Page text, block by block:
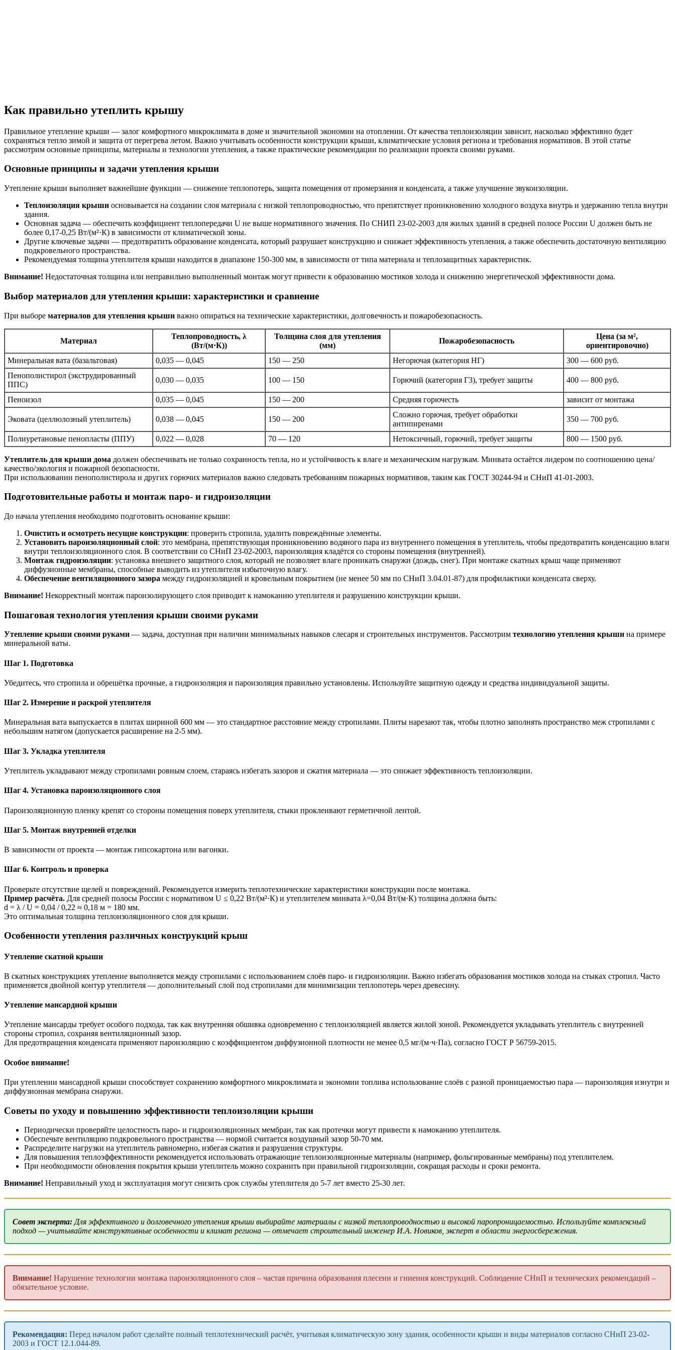
Как правильно утеплить крышу
Правильное утепление крыши — залог комфортного микроклимата в доме и значительной экономии на отоплении. От качества теплоизоляции зависит, насколько эффективно будет
сохраняться тепло зимой и защита от перегрева летом. Важно учитывать особенности конструкции крыши, климатические условия региона и требования нормативов. В этой статье
рассмотрим основные принципы, материалы и технологии утепления, а также практические рекомендации по реализации проекта своими руками.
Основные принципы и задачи утепления крыши
Утепление крыши выполняет важнейшие функции — снижение теплопотерь, защита помещения от промерзания и конденсата, а также улучшение звукоизоляции.
Теплоизоляция крыши основывается на создании слоя материала с низкой теплопроводностью, что препятствует проникновению холодного воздуха внутрь и удержанию тепла внутри
здания.
Основная задача — обеспечить коэффициент теплопередачи U не выше нормативного значения. По СНИП 23-02-2003 для жилых зданий в средней полосе России U должен быть не
более 0,17-0,25 Вт/(м²·К) в зависимости от климатической зоны.
Другие ключевые задачи — предотвратить образование конденсата, который разрушает конструкцию и снижает эффективность утепления, а также обеспечить достаточную вентиляцию
подкровельного пространства.
Рекомендуемая толщина утеплителя крыши находится в диапазоне 150-300 мм, в зависимости от типа материала и теплозащитных характеристик.
Внимание! Недостаточная толщина или неправильно выполненный монтаж могут привести к образованию мостиков холода и снижению энергетической эффективности дома.
Выбор материалов для утепления крыши: характеристики и сравнение
При выборе материалов для утепления крыши важно опираться на технические характеристики, долговечность и пожаробезопасность.
Материал
Теплопроводность, λ
(Вт/(м·К))
Толщина слоя для утепления
(мм)
Пожаробезопасность
Цена (за м²,
ориентировочно)
Минеральная вата (базальтовая)
0,035 — 0,045 150 — 250 Негорючая (категория НГ)
300 — 600 руб.
Пенополистирол (экструдированный
ППС)
0,030 — 0,035 100 — 150 Горючий (категория Г3), требует защиты 400 — 800 руб.
Пеноизол 0,035 — 0,045 150 — 200 Средняя горючесть зависит от монтажа
Эковата (целлюлозный утеплитель) 0,038 — 0,045 150 — 200
Сложно горючая, требует обработки
антипиренами
350 — 700 руб.
Полиуретановые пенопласты (ППУ) 0,022 — 0,028 70 — 120 Нетоксичный, горючий, требует защиты 800 — 1500 руб.
Утеплитель для крыши дома должен обеспечивать не только сохранность тепла, но и устойчивость к влаге и механическим нагрузкам. Минвата остаётся лидером по соотношению цена/
качество/экология и пожарной безопасности.
При использовании пенополистирола и других горючих материалов важно следовать требованиям пожарных нормативов, таким как ГОСТ 30244-94 и СНиП 41-01-2003.
Подготовительные работы и монтаж паро- и гидроизоляции
До начала утепления необходимо подготовить основание крыши:
Очистить и осмотреть несущие конструкции: проверить стропила, удалить повреждённые элементы.
Установить пароизоляционный слой: это мембрана, препятствующая проникновению водяного пара из внутреннего помещения в утеплитель, чтобы предотвратить конденсацию влаги
внутри теплоизоляционного слоя. В соответствии со СНиП 23-02-2003, пароизоляция кладётся со стороны помещения (внутренней).
Монтаж гидроизоляции: установка внешнего защитного слоя, который не позволяет влаге проникать снаружи (дождь, снег). При монтаже скатных крыш чаще применяют
диффузионные мембраны, способные выводить из утеплителя избыточную влагу.
Обеспечение вентиляционного зазора между гидроизоляцией и кровельным покрытием (не менее 50 мм по СНиП 3.04.01-87) для профилактики конденсата сверху.
Внимание! Некорректный монтаж пароизолирующего слоя приводит к намоканию утеплителя и разрушению конструкции крыши.
Пошаговая технология утепления крыши своими руками
Утепление крыши своими руками — задача, доступная при наличии минимальных навыков слесаря и строительных инструментов. Рассмотрим технологию утепления крыши на примере
минеральной ваты.
Шаг 1. Подготовка
Убедитесь, что стропила и обрешётка прочные, а гидроизоляция и пароизоляция правильно установлены. Используйте защитную одежду и средства индивидуальной защиты.
Шаг 2. Измерение и раскрой утеплителя
Минеральная вата выпускается в плитах шириной 600 мм — это стандартное расстояние между стропилами. Плиты нарезают так, чтобы плотно заполнять пространство меж стропилами с
небольшим натягом (допускается расширение на 2-5 мм).
Шаг 3. Укладка утеплителя
Утеплитель укладывают между стропилами ровным слоем, стараясь избегать зазоров и сжатия материала — это снижает эффективность теплоизоляции.
Шаг 4. Установка пароизоляционного слоя
Пароизоляционную пленку крепят со стороны помещения поверх утеплителя, стыки проклеивают герметичной лентой.
Шаг 5. Монтаж внутренней отделки
В зависимости от проекта — монтаж гипсокартона или вагонки.
Шаг 6. Контроль и проверка
Проверьте отсутствие щелей и повреждений. Рекомендуется измерить теплотехнические характеристики конструкции после монтажа.
Пример расчёта. Для средней полосы России с нормативом U ≤ 0,22 Вт/(м²·К) и утеплителем минвата λ=0,04 Вт/(м·К) толщина должна быть:
d = λ / U = 0,04 / 0,22 ≈ 0,18 м = 180 мм.
Это оптимальная толщина теплоизоляционного слоя для крыши.
Особенности утепления различных конструкций крыш
Утепление скатной крыши
В скатных конструкциях утепление выполняется между стропилами с использованием слоёв паро- и гидроизоляции. Важно избегать образования мостиков холода на стыках стропил. Часто
применяется двойной контур утеплителя — дополнительный слой под стропилами для минимизации теплопотерь через древесину.
Утепление мансардной крыши
Утепление мансарды требует особого подхода, так как внутренняя обшивка одновременно с теплоизоляцией является жилой зоной. Рекомендуется укладывать утеплитель с внутренней
стороны стропил, сохраняя вентиляционный зазор.
Для предотвращения конденсата применяют пароизоляцию с коэффициентом диффузионной плотности не менее 0,5 мг/(м·ч·Па), согласно ГОСТ Р 56759-2015.
Особое внимание!
При утеплении мансардной крыши способствует сохранению комфортного микроклимата и экономии топлива использование слоёв с разной проницаемостью пара — пароизоляция изнутри и
диффузионная мембрана снаружи.
Советы по уходу и повышению эффективности теплоизоляции крыши
Периодически проверяйте целостность паро- и гидроизоляционных мембран, так как протечки могут привести к намоканию утеплителя.
Обеспечьте вентиляцию подкровельного пространства — нормой считается воздушный зазор 50-70 мм.
Распределите нагрузки на утеплитель равномерно, избегая сжатия и разрушения структуры.
Для повышения теплоэффективности рекомендуется использовать отражающие теплоизоляционные материалы (например, фольгированные мембраны) под утеплителем.
При необходимости обновления покрытия крыши утеплитель можно сохранить при правильной гидроизоляции, сокращая расходы и сроки ремонта.
Внимание! Неправильный уход и эксплуатация могут снизить срок службы утеплителя до 5-7 лет вместо 25-30 лет.
Совет эксперта: Для эффективного и долговечного утепления крыши выбирайте материалы с низкой теплопроводностью и высокой паропроницаемостью. Используйте комплексный
подход — учитывайте конструктивные особенности и климат региона — отмечает строительный инженер И.А. Новиков, эксперт в области энергосбережения.
Внимание! Нарушение технологии монтажа пароизоляционного слоя – частая причина образования плесени и гниения конструкций. Соблюдение СНиП и технических рекомендаций –
обязательное условие.
Рекомендация: Перед началом работ сделайте полный теплотехнический расчёт, учитывая климатическую зону здания, особенности крыши и виды материалов согласно СНиП 23-02-
2003 и ГОСТ 12.1.044-89.